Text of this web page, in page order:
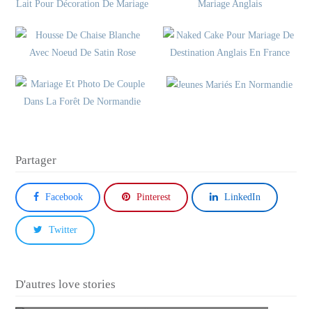
Partager
Facebook Pinterest LinkedIn
Twitter
D'autres love stories